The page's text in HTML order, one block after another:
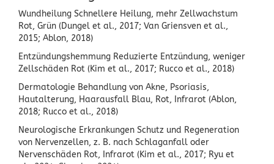
Wundheilung Schnellere Heilung, mehr Zellwachstum
Rot, Grün (Dungel et al., 2017; Van Griensven et al.,
2015; Ablon, 2018)
Entzündungshemmung Reduzierte Entzündung, weniger
Zellschäden Rot (Kim et al., 2017; Rucco et al., 2018)
Dermatologie Behandlung von Akne, Psoriasis,
Hautalterung, Haarausfall Blau, Rot, Infrarot (Ablon,
2018; Rucco et al., 2018)
Neurologische Erkrankungen Schutz und Regeneration
von Nervenzellen, z. B. nach Schlaganfall oder
Nervenschäden Rot, Infrarot (Kim et al., 2017; Ryu et